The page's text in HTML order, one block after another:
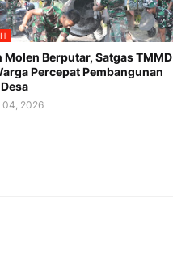
Molen Berputar, Satgas TMMD
Percepat Pembangunan
04, 2026